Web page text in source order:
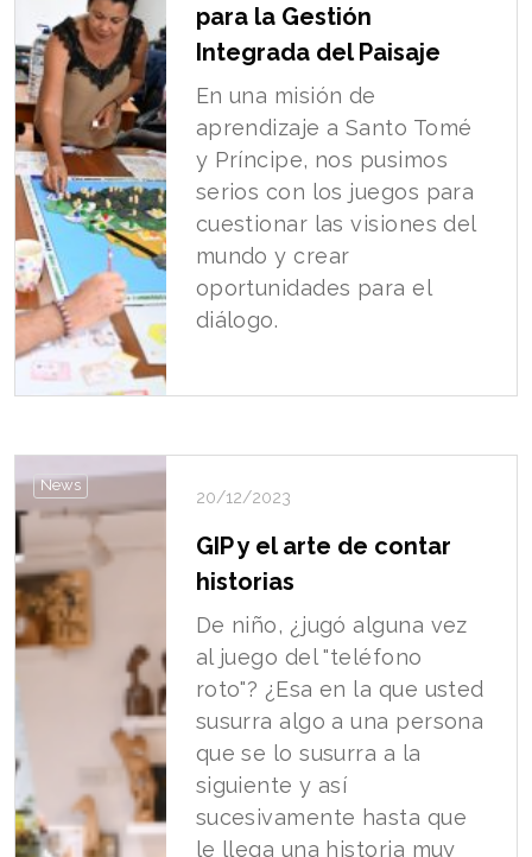
para la Gestión
Integrada del Paisaje
En una misión de
aprendizaje a Santo Tomé
y Príncipe, nos pusimos
serios con los juegos para
cuestionar las visiones del
mundo y crear
oportunidades para el
diálogo.
News
20/12/2023
GIP y el arte de contar
historias
De niño, ¿jugó alguna vez
al juego del "teléfono
roto"? ¿Esa en la que usted
susurra algo a una persona
que se lo susurra a la
siguiente y así
sucesivamente hasta que
le llega una historia muy